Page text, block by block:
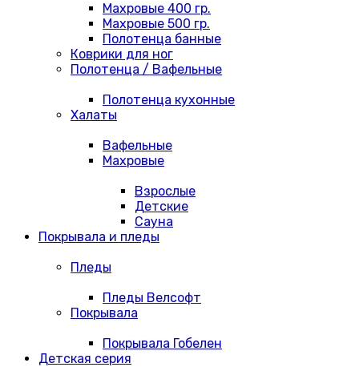
Махровые 400 гр.
Махровые 500 гр.
Полотенца банные
Коврики для ног
Полотенца / Вафельные
Полотенца кухонные
Халаты
Вафельные
Махровые
Взрослые
Детские
Сауна
Покрывала и пледы
Пледы
Пледы Велсофт
Покрывала
Покрывала Гобелен
Детская серия